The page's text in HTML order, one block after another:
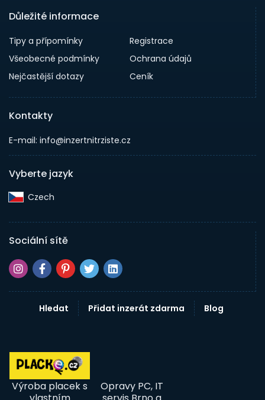
Důležité informace
Tipy a přípomínky
Registrace
Všeobecné podmínky
Ochrana údajů
Nejčastější dotazy
Ceník
Kontakty
E-mail: info@inzertnitrziste.cz
Vyberte jazyk
Czech‎
Sociální sítě
Hledat Přidat inzerát zdarma Blog
Výroba placek s
Opravy PC, IT